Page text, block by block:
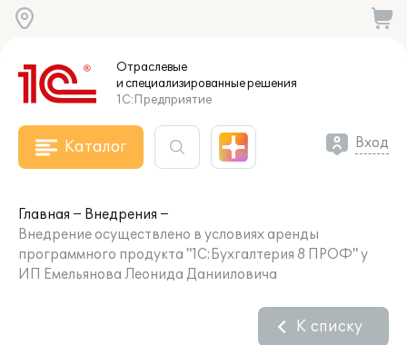
Отраслевые
и специализированныерешения
1С:Предприятие
Каталог Вход
Главная
Внедрения
Внедрение осуществлено в условиях аренды
программного продукта "1С:Бухгалтерия 8 ПРОФ" у
ИП Емельянова Леонида Данииловича
К списку